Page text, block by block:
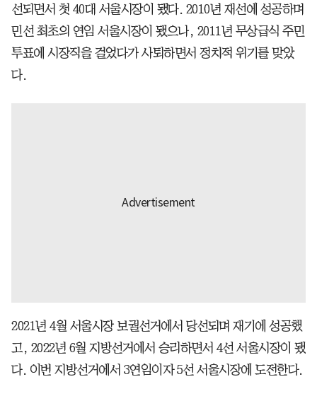
선되면서 첫 40대 서울시장이 됐다. 2010년 재선에 성공하며
민선 최초의 연임 서울시장이 됐으나, 2011년 무상급식 주민
투표에 시장직을 걸었다가 사퇴하면서 정치적 위기를 맞았
다.
2021년 4월 서울시장 보궐선거에서 당선되며 재기에 성공했
고, 2022년 6월 지방선거에서 승리하면서 4선 서울시장이 됐
다. 이번 지방선거에서 3연임이자 5선 서울시장에 도전한다.